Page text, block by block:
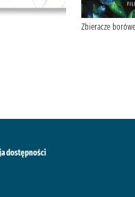
Zbieracze
dostępności